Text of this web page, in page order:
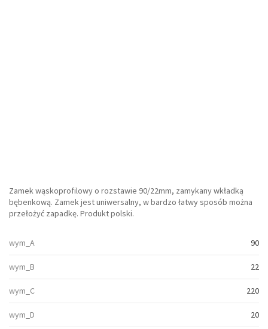
Zamek wąskoprofilowy o rozstawie 90/22mm, zamykany wkładką
bębenkową. Zamek jest uniwersalny, w bardzo łatwy sposób można
przełożyć zapadkę. Produkt polski.
wym_A 90
wym_B 22
wym_C 220
wym_D 20